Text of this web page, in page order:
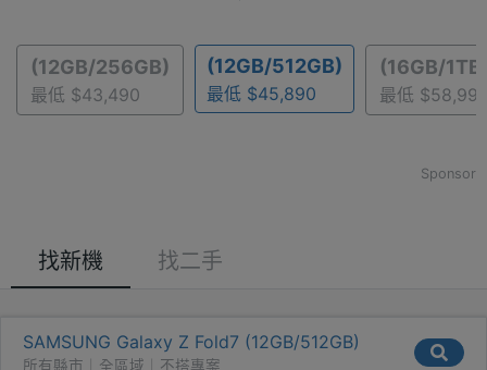
(12GB/256GB)
最低 $43,490
(12GB/512GB)
最低 $45,890
(16GB/
最低
Sponsor
找新機 找二手
SAMSUNG Galaxy Z Fold7 (12GB/512GB)
所有縣市｜全區域｜不搭專案